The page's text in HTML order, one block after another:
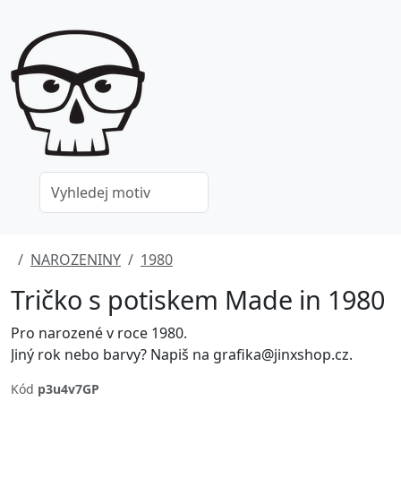
NAROZENINY 1980
Tričko s potiskem Made in 1980
Pro narozené v roce 1980.
Jiný rok nebo barvy? Napiš na grafika@jinxshop.cz.
Kód p3u4v7GP